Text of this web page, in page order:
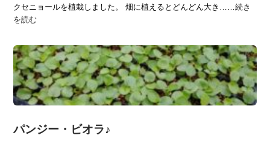
クセニョールを植栽しました。 畑に植えるとどんどん大き……続き
を読む
パンジー・ビオラ♪